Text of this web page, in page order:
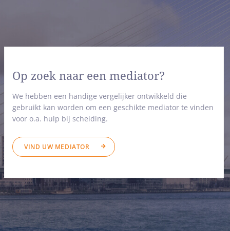
Op zoek naar een mediator?
We hebben een handige vergelijker ontwikkeld die
gebruikt kan worden om een geschikte mediator te vinden
voor o.a. hulp bij scheiding.
VIND UW MEDIATOR